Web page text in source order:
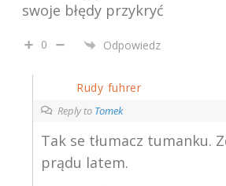
swoje błędy przykryć
0 Odpowiedz
Rudy fuhrer
Reply to Tomek
Tak se tłumacz tumanku.
prądu latem.